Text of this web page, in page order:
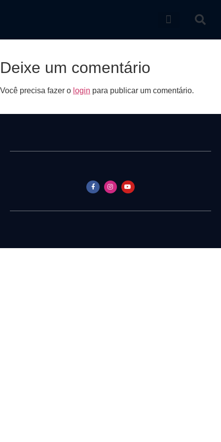
Deixe um comentário
Você precisa fazer o login para publicar um comentário.